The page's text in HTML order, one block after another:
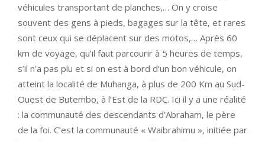
véhicules transportant de planches,… On y croise
souvent des gens à pieds, bagages sur la tête, et rares
sont ceux qui se déplacent sur des motos,… Après 60
km de voyage, qu’il faut parcourir à 5 heures de temps,
s’il n’a pas plu et si on est à bord d’un bon véhicule, on
atteint la localité de Muhanga, à plus de 200 Km au Sud-
Ouest de Butembo, à l’Est de la RDC. Ici il y a une réalité
: la communauté des descendants d’Abraham, le père
de la foi. C’est la communauté « Waibrahimu », initiée par